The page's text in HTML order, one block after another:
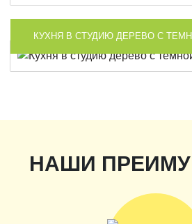
КУХНЯ В СТУДИЮ ДЕРЕВО С
НАШИ